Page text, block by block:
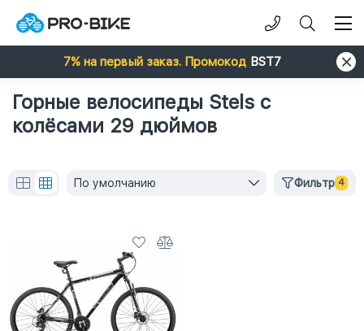
7% на первый заказ. Промокод BST7
Горные велосипеды Stels с
колёсами 29 дюймов
По умолчанию Фильтр 4